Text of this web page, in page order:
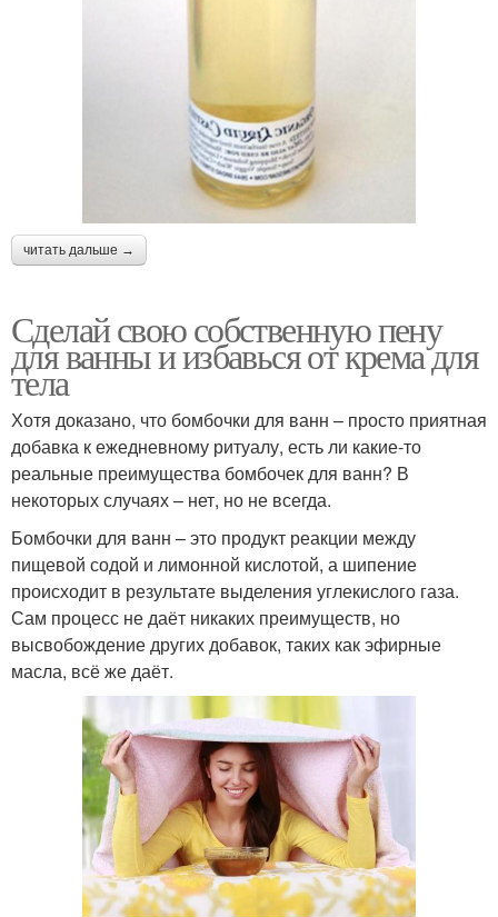
читать дальше →
Сделай свою собственную пену
для ванны и избавься от крема для
тела
Хотя доказано, что бомбочки для ванн – просто приятная
добавка к ежедневному ритуалу, есть ли какие-то
реальные преимущества бомбочек для ванн? В
некоторых случаях – нет, но не всегда.
Бомбочки для ванн – это продукт реакции между
пищевой содой и лимонной кислотой, а шипение
происходит в результате выделения углекислого газа.
Сам процесс не даёт никаких преимуществ, но
высвобождение других добавок, таких как эфирные
масла, всё же даёт.